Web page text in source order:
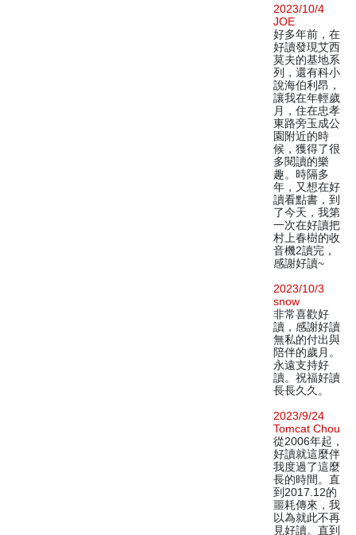
2023/10/4
JOE
好多年前，在
好讀發現艾西
莫夫的基地系
列，還有科小
說海伯利昂，
讓我在年輕歲
月，住在忠孝
東路旁玉成公
園附近的時
候，獲得了很
多閱讀的樂
趣。時隔多
年，又想在好
讀看點書，到
了今天，我第
一次在好讀把
村上春樹的收
音機2讀完，
感謝好讀~
2023/10/3
snow
非常喜歡好
讀，感謝好讀
無私的付出與
陪伴的歲月。
永遠支持好
讀。祝福好讀
長長久久。
2023/9/24
Tomcat Chou
從2006年起，
好讀就這麼伴
我度過了這麼
長的時間。直
到2017.12的
噩耗傳來，我
以為就此不再
見好讀。直到